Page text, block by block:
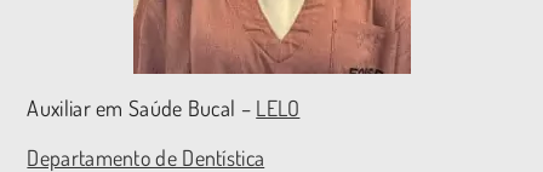
Auxiliar em Saúde Bucal – LELO
Departamento de Dentística